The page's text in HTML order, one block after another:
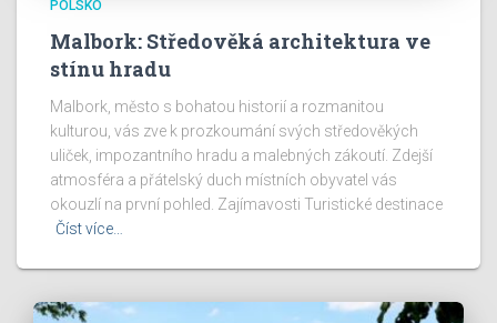
POLSKO
Malbork: Středověká architektura ve
stínu hradu
Malbork, město s bohatou historií a rozmanitou
kulturou, vás zve k prozkoumání svých středověkých
uliček, impozantního hradu a malebných zákoutí. Zdejší
atmosféra a přátelský duch místních obyvatel vás
okouzlí na první pohled. Zajímavosti Turistické destinace
Číst více…